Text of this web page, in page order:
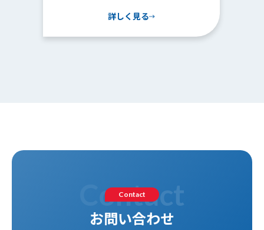
詳しく見る
ontact
Contact
お問い合わせ